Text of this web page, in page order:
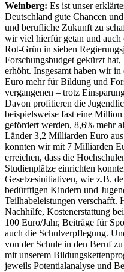
Weinberg: Es ist unser
Deutschland gute Chancen
und berufliche Zukunft zu
wir viel hierfür getan und auch
Rot-Grün in sieben
Forschungsbudget gekürzt
erhöht. Insgesamt haben wir
Euro mehr für Bildung und
vergangenen – trotz
Davon profitieren die
beispielsweise fast eine
gefördert werden, 8,6% mehr
Länder 3,2 Milliarden Euro
konnten wir mit 7 Milliarden
erreichen, dass die
Studienplätze einrichten
Gesetzesinitiativen, wie z.B.
bedürftigen Kindern und
Teilhabeleistungen verschafft.
Nachhilfe, Kostenerstattung
100 Euro/Jahr, Beiträge für
auch die Schulverpflegung.
von der Schule in den Beruf
mit unserem
jeweils Potentialanalyse und